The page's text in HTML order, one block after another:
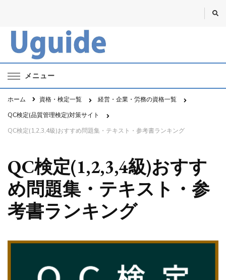
Uguide・ユーガイド
資格・勉強・仕事のポータルサイト
メニュー
ホーム 資格・検定一覧
経営・企業・労務の資格一覧
QC検定(品質管理検定)対策サイト
QC検定(1,2,3,4級)おすすめ問題集・テキスト・参考書ランキング
QC検定(1,2,3,4級)おすす
め問題集・テキスト・参
考書ランキング